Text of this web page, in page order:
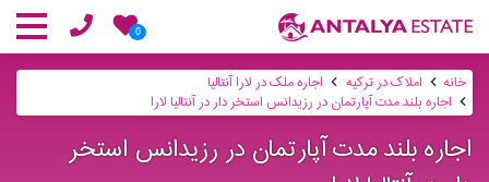
0
خانه املاک در ترکیه
اجاره ملک در لارا آنتالیا
اجاره بلند مدت آپارتمان در رزیدانس استخر دار در آنتالیا لارا
اجاره بلند مدت آپارتمان در رزیدانس استخر